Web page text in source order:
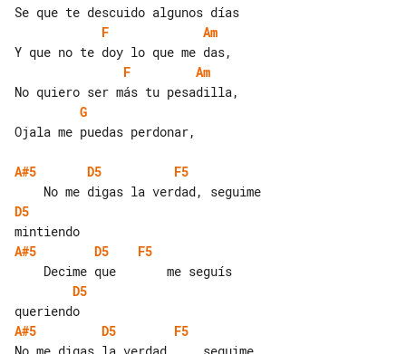
F
Am
F
Am
G
Ojala me puedas perdonar,
A#5 D5
F5
D5
A#5
D5
F5
D5
A#5
D5
F5